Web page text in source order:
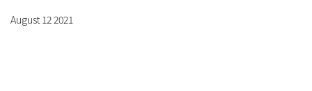
August 12 2021